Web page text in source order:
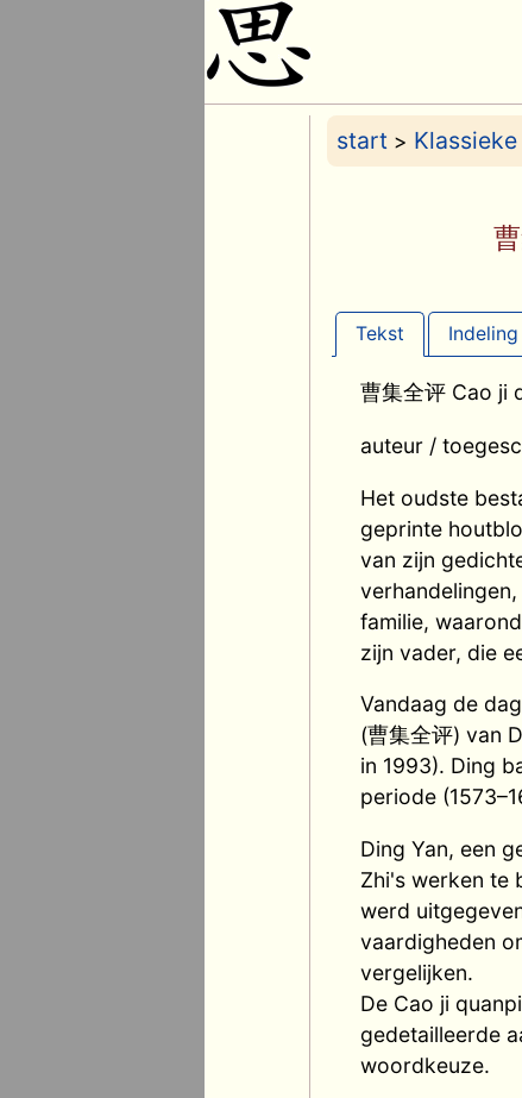
start >
Tekst Indeling
曹集全评 Cao ji
auteur /
Het oudste
geprinte
van zijn
familie,
zijn vader, die
Vandaag de
(曹集全评) van
in 1993). Ding
periode
Ding Yan, een
Zhi's werken te
werd
vaardigheden
vergelijken.
De Cao ji
gedetailleerde
woordkeuze.